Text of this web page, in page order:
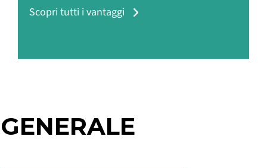
Scopri tutti i vantaggi
GENERALE